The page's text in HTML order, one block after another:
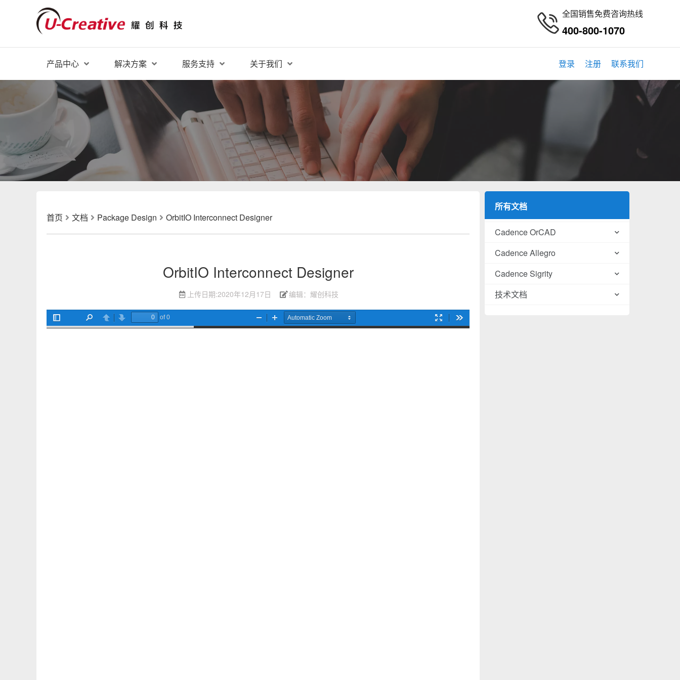
全国销售免费咨询热线
400-800-1070
产品中心 解决方案 服务支持 关于我们 登录 注册 联系我们
首页 文档 Package Design OrbitIO Interconnect Designer
OrbitIO Interconnect Designer
上传日期:2020年12月17日 编辑：耀创科技
所有文档
Cadence OrCAD
Cadence Allegro
Cadence Sigrity
技术文档